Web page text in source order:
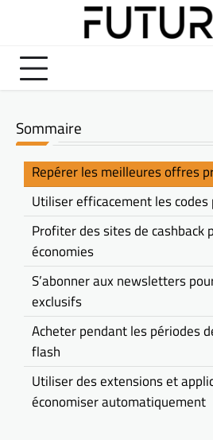
Sommaire
Repérer les meilleures offres
Utiliser efficacement les codes
Profiter des sites de cashback
économies
S’abonner aux newsletters
exclusifs
Acheter pendant les périodes
flash
Utiliser des extensions et
économiser automatiquement